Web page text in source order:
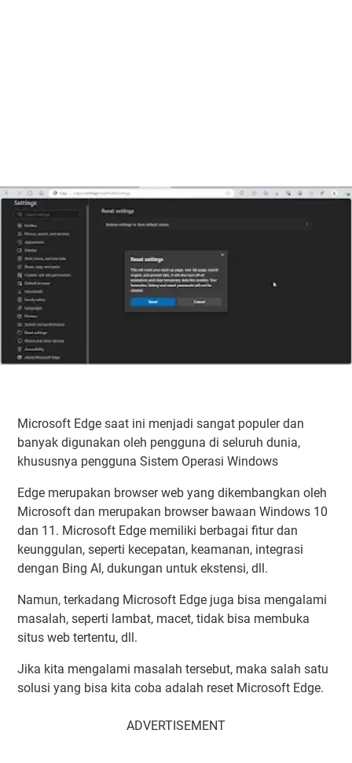
Microsoft Edge saat ini menjadi sangat populer dan
banyak digunakan oleh pengguna di seluruh dunia,
khususnya pengguna Sistem Operasi Windows
Edge merupakan browser web yang dikembangkan oleh
Microsoft dan merupakan browser bawaan Windows 10
dan 11. Microsoft Edge memiliki berbagai fitur dan
keunggulan, seperti kecepatan, keamanan, integrasi
dengan Bing AI, dukungan untuk ekstensi, dll.
Namun, terkadang Microsoft Edge juga bisa mengalami
masalah, seperti lambat, macet, tidak bisa membuka
situs web tertentu, dll.
Jika kita mengalami masalah tersebut, maka salah satu
solusi yang bisa kita coba adalah reset Microsoft Edge.
ADVERTISEMENT